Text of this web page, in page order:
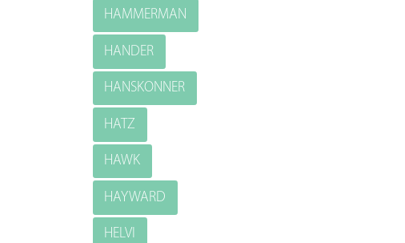
HAMMERMAN
HANDER
HANSKONNER
HATZ
HAWK
HAYWARD
HELVI